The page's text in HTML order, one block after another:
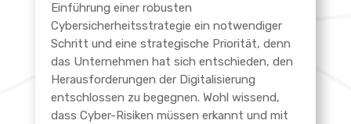
Einführung einer robusten
Cybersicherheitsstrategie ein notwendiger
Schritt und eine strategische Priorität, denn
das Unternehmen hat sich entschieden, den
Herausforderungen der Digitalisierung
entschlossen zu begegnen. Wohl wissend,
dass Cyber-Risiken müssen erkannt und mit